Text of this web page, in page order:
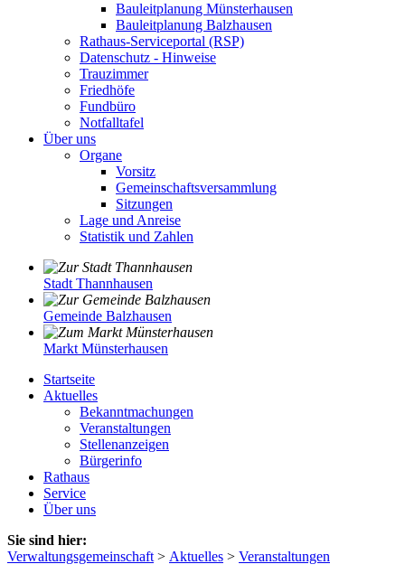
Bauleitplanung Münsterhausen
Bauleitplanung Balzhausen
Rathaus-Serviceportal (RSP)
Datenschutz - Hinweise
Trauzimmer
Friedhöfe
Fundbüro
Notfalltafel
Über uns
Organe
Vorsitz
Gemeinschaftsversammlung
Sitzungen
Lage und Anreise
Statistik und Zahlen
Stadt Thannhausen
Gemeinde Balzhausen
Markt Münsterhausen
Startseite
Aktuelles
Bekanntmachungen
Veranstaltungen
Stellenanzeigen
Bürgerinfo
Rathaus
Service
Über uns
Sie sind hier:
Verwaltungsgemeinschaft > Aktuelles > Veranstaltungen